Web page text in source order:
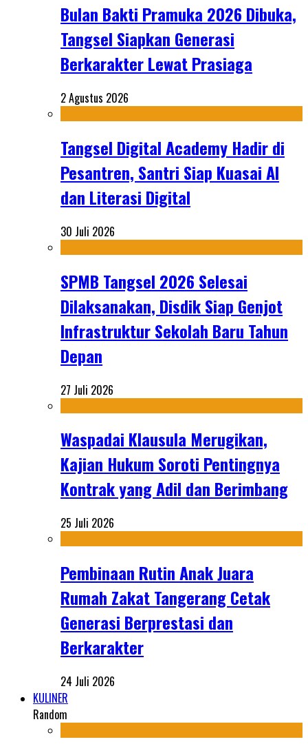
Bulan Bakti Pramuka 2026 Dibuka,
Tangsel Siapkan Generasi
Berkarakter Lewat Prasiaga
2 Agustus 2026
Tangsel Digital Academy Hadir di
Pesantren, Santri Siap Kuasai AI
dan Literasi Digital
30 Juli 2026
SPMB Tangsel 2026 Selesai
Dilaksanakan, Disdik Siap Genjot
Infrastruktur Sekolah Baru Tahun
Depan
27 Juli 2026
Waspadai Klausula Merugikan,
Kajian Hukum Soroti Pentingnya
Kontrak yang Adil dan Berimbang
25 Juli 2026
Pembinaan Rutin Anak Juara
Rumah Zakat Tangerang Cetak
Generasi Berprestasi dan
Berkarakter
24 Juli 2026
KULINER
Random